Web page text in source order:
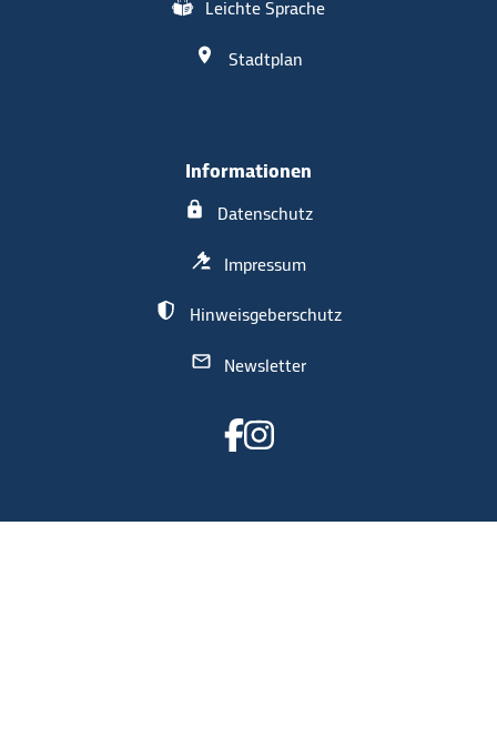
Leichte Sprache
Stadtplan
Informationen
Datenschutz
Impressum
Hinweisgeberschutz
Newsletter